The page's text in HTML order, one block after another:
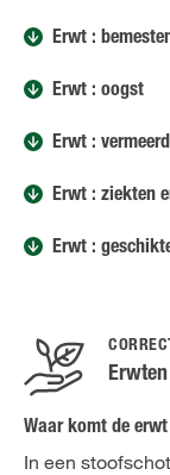
Erwt :
Erwt : oogst
Erwt :
Erwt : ziekten
Erwt :
Waar komt de
In een